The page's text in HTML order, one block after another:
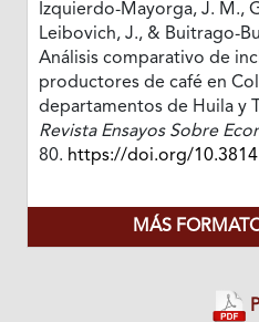
Izquierdo-Mayorga, J. M.,
Leibovich, J., & Buitrago-
Análisis comparativo de
productores de café en
departamentos de Huila y
Revista Ensayos Sobre
80. https://doi.org/
MÁS